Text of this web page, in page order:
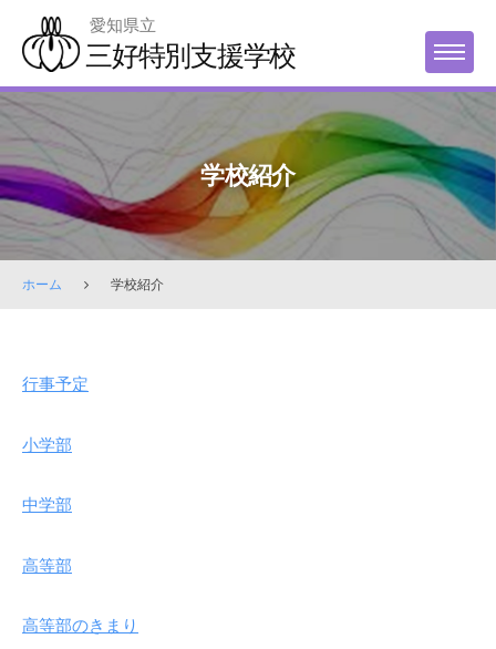
content
愛知県立
三好特別支援学校 MENU
学校紹介
ホーム 学校紹介
学
紹
2026
6
23
行事予定
小学部
中学部
高等部
高等部のきまり